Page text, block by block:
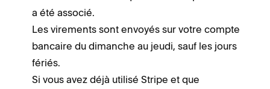
a été associé.
Les virements sont envoyés sur votre compte
bancaire du dimanche au jeudi, sauf les jours
fériés.
Si vous avez déjà utilisé Stripe et que